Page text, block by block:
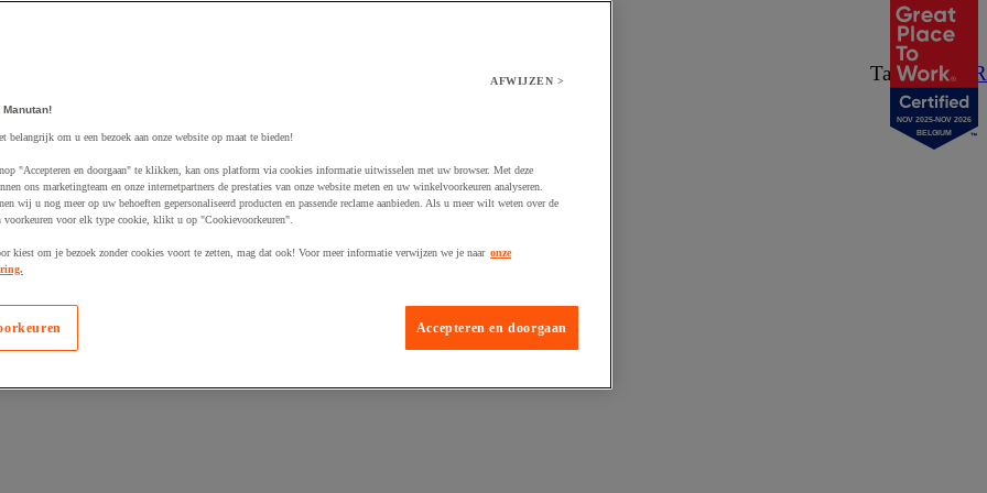
Taal:NL/ FR
aan winkelwagen
NOV 2025-NOV 2026
BELGIUM
AFWIJZEN >
belangrijk om u een bezoek aan onze website op maat te bieden!
"Accepteren en doorgaan" te klikken, kan ons platform via cookies informatie uitwisselen met uw browser. Met deze
ons marketingteam en onze internetpartners de prestaties van onze website meten en uw winkelvoorkeuren analyseren.
wij u nog meer op uw behoeften gepersonaliseerd producten en passende reclame aanbieden. Als u meer wilt weten over de
voorkeuren voor elk type cookie, klikt u op "Cookievoorkeuren".
kiest om je bezoek zonder cookies voort te zetten, mag dat ook! Voor meer informatie verwijzen we je naar onze
Accepteren en doorgaan